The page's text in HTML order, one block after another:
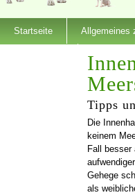
Startseite Allgemeines
Tipps
Die
keinem
Fall besser
Gehege
als